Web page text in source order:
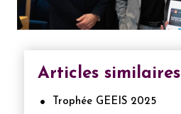
Articles similaires
Trophée GEEIS 2025